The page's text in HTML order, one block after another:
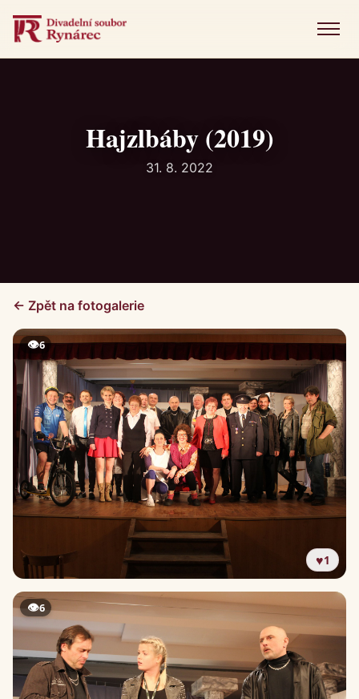
Kniha návštěv
Hajzlbáby (2019)
31. 8. 2022
← Zpět na fotogalerie
👁6
♥1
👁6